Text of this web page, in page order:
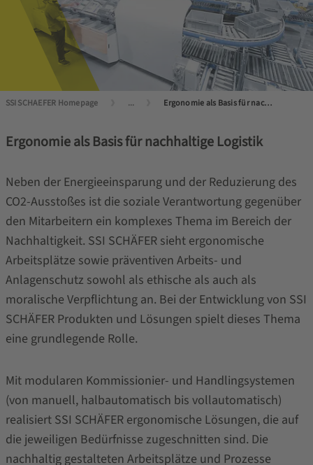
SSI SCHAEFER Homepage ... Ergonomie als Basis für nachhaltige Logistik
Ergonomie als Basis für nachhaltige Logistik
Neben der Energieeinsparung und der Reduzierung des
CO2-Ausstoßes ist die soziale Verantwortung gegenüber
den Mitarbeitern ein komplexes Thema im Bereich der
Nachhaltigkeit. SSI SCHÄFER sieht ergonomische
Arbeitsplätze sowie präventiven Arbeits- und
Anlagenschutz sowohl als ethische als auch als
moralische Verpflichtung an. Bei der Entwicklung von SSI
SCHÄFER Produkten und Lösungen spielt dieses Thema
eine grundlegende Rolle.
Mit modularen Kommissionier- und Handlingsystemen
(von manuell, halbautomatisch bis vollautomatisch)
realisiert SSI SCHÄFER ergonomische Lösungen, die auf
die jeweiligen Bedürfnisse zugeschnitten sind. Die
nachhaltig gestalteten Arbeitsplätze und Prozesse